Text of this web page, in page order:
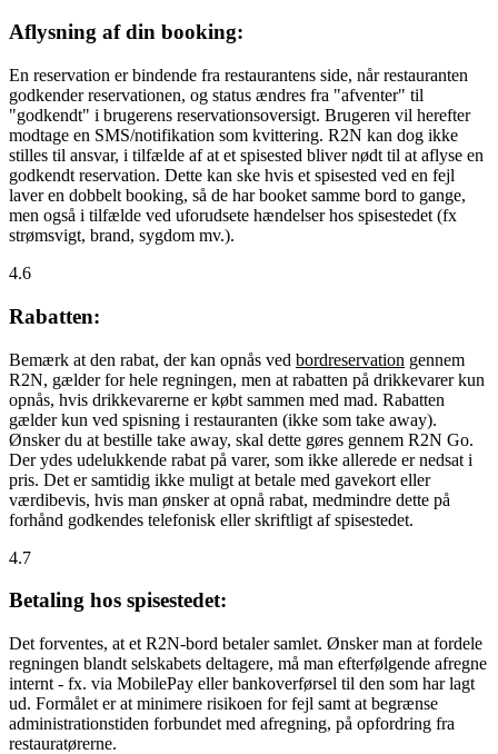
Aflysning af din booking:
En reservation er bindende fra restaurantens side, når restauranten
godkender reservationen, og status ændres fra "afventer" til
"godkendt" i brugerens reservationsoversigt. Brugeren vil herefter
modtage en SMS/notifikation som kvittering. R2N kan dog ikke
stilles til ansvar, i tilfælde af at et spisested bliver nødt til at aflyse en
godkendt reservation. Dette kan ske hvis et spisested ved en fejl
laver en dobbelt booking, så de har booket samme bord to gange,
men også i tilfælde ved uforudsete hændelser hos spisestedet (fx
strømsvigt, brand, sygdom mv.).
4.6
Rabatten:
Bemærk at den rabat, der kan opnås ved bordreservation gennem
R2N, gælder for hele regningen, men at rabatten på drikkevarer kun
opnås, hvis drikkevarerne er købt sammen med mad. Rabatten
gælder kun ved spisning i restauranten (ikke som take away).
Ønsker du at bestille take away, skal dette gøres gennem R2N Go.
Der ydes udelukkende rabat på varer, som ikke allerede er nedsat i
pris. Det er samtidig ikke muligt at betale med gavekort eller
værdibevis, hvis man ønsker at opnå rabat, medmindre dette på
forhånd godkendes telefonisk eller skriftligt af spisestedet.
4.7
Betaling hos spisestedet:
Det forventes, at et R2N-bord betaler samlet. Ønsker man at fordele
regningen blandt selskabets deltagere, må man efterfølgende afregne
internt - fx. via MobilePay eller bankoverførsel til den som har lagt
ud. Formålet er at minimere risikoen for fejl samt at begrænse
administrationstiden forbundet med afregning, på opfordring fra
restauratørerne.